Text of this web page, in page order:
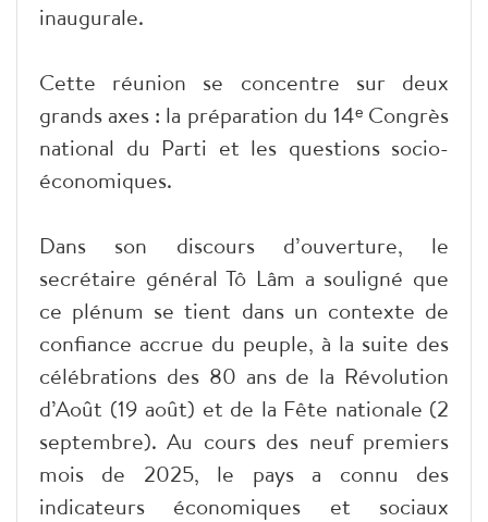
inaugurale.
Cette réunion se concentre sur deux
grands axes : la préparation du 14ᵉ Congrès
national du Parti et les questions socio-
économiques.
Dans son discours d’ouverture, le
secrétaire général Tô Lâm a souligné que
ce plénum se tient dans un contexte de
confiance accrue du peuple, à la suite des
célébrations des 80 ans de la Révolution
d’Août (19 août) et de la Fête nationale (2
septembre). Au cours des neuf premiers
mois de 2025, le pays a connu des
indicateurs économiques et sociaux